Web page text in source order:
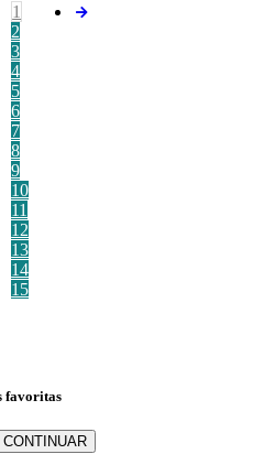
1
2
3
4
5
6
7
8
9
10
11
12
13
14
15
favoritas
CONTINUAR